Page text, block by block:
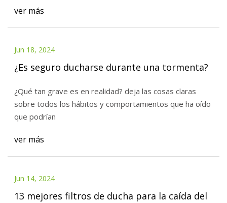
ver más
Jun 18, 2024
¿Es seguro ducharse durante una tormenta?
¿Qué tan grave es en realidad? deja las cosas claras
sobre todos los hábitos y comportamientos que ha oído
que podrían
ver más
Jun 14, 2024
13 mejores filtros de ducha para la caída del